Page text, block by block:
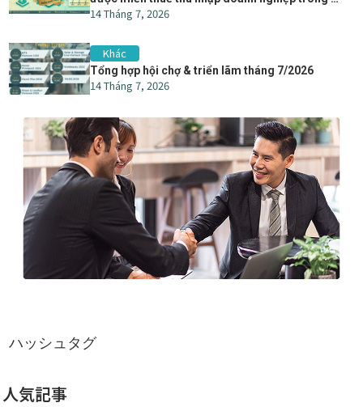
năm
14 Tháng 7, 2026
Khác
Tổng hợp hội chợ & triển lãm tháng 7/2026
14 Tháng 7, 2026
ハッシュタグ
人気記事